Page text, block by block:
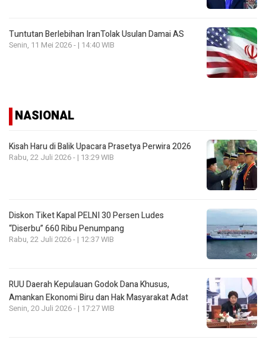
Tuntutan Berlebihan IranTolak Usulan Damai AS
Senin, 11 Mei 2026 - | 14:40 WIB
NASIONAL
Kisah Haru di Balik Upacara Prasetya Perwira 2026
Rabu, 22 Juli 2026 - | 13:29 WIB
Diskon Tiket Kapal PELNI 30 Persen Ludes
“Diserbu” 660 Ribu Penumpang
Rabu, 22 Juli 2026 - | 12:37 WIB
RUU Daerah Kepulauan Godok Dana Khusus,
Amankan Ekonomi Biru dan Hak Masyarakat Adat
Senin, 20 Juli 2026 - | 17:27 WIB